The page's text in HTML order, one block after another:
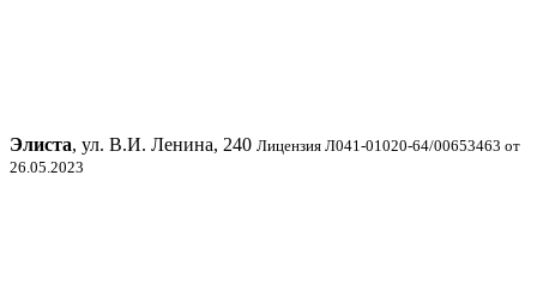
Элиста, ул. В.И. Ленина, 240 Лицензия Л041-01020-64/00653463 от
26.05.2023